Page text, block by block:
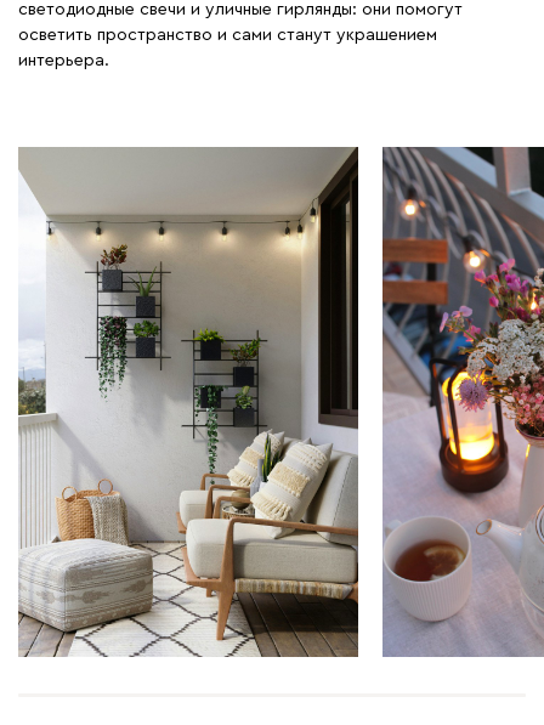
светодиодные свечи и уличные гирлянды: они помогут
осветить пространство и сами станут украшением
интерьера.